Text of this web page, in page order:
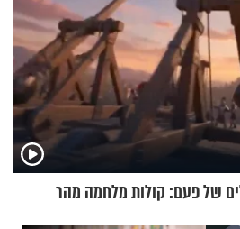
של פעם: קולות מלחמה מהר